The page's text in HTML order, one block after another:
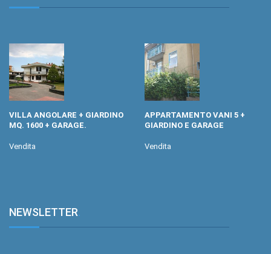
VILLA ANGOLARE + GIARDINO
MQ. 1600 + GARAGE.
Vendita
APPARTAMENTO VANI 5 +
GIARDINO E GARAGE
Vendita
NEWSLETTER.